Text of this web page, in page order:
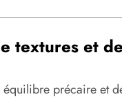
textures et
précaire et